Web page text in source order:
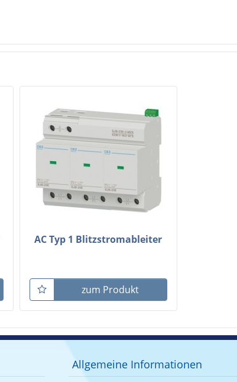
AC Typ 1 Blitzstromableiter
zum Produkt
Allgemeine Informationen